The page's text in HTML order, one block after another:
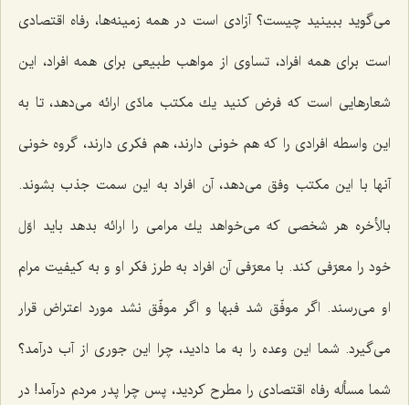
می‌گوید ببینید چیست؟ آزادی است در همه زمینه‌ها، رفاه اقتصادی
است برای همه افراد، تساوی از مواهب طبیعی برای همه افراد، این
شعارهایی است كه فرض كنید یك مكتب مادّی ارائه می‌دهد، تا به
این واسطه افرادی را كه هم خونی دارند، هم فكری دارند، گروه خونی
آنها با این مكتب وفق می‌دهد، آن افراد به این سمت جذب بشوند.
بالأخره هر شخصی كه می‌خواهد یك مرامی را ارائه بدهد باید اوّل
خود را معرّفی كند. با معرّفی آن افراد به طرز فكر او و به كیفیت مرام
او می‌رسند. اگر موفّق شد فبها و اگر موفّق نشد مورد اعتراض قرار
می‌گیرد. شما این وعده را به ما دادید، چرا این جوری از آب درآمد؟
شما مسأله رفاه اقتصادی را مطرح كردید، پس چرا پدر مردم درآمد! در